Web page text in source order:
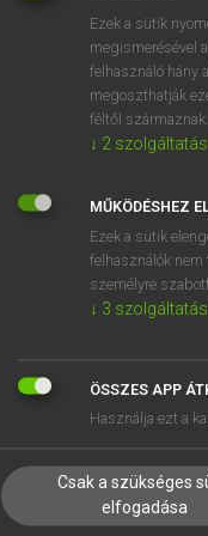
EGYÉNI FELHASZNÁLÓKNAK
TANULÓKNAK
VÁLLALATI MEGOLDÁSOK
Ezek a sütik
megismerésével
felhasználó hány
megoszthatják
féltől származnak.
↓ 2 szolgáltatás
MŰKÖDÉSHEZ
Ezek a sütik
felhasználók
személyre
↓ 3 szolgáltatás
ÖSSZES APP
Használja ezt a
Csak a szükséges
elfogadása